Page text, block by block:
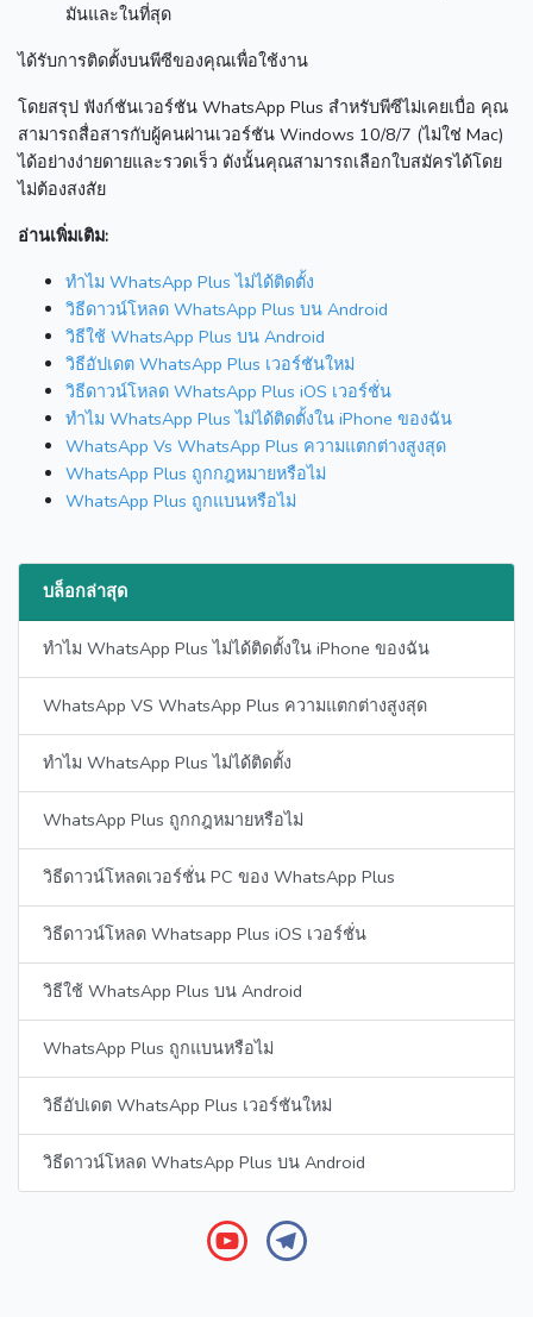
มันและในที่สุด
ได้รับการติดตั้งบนพีซีของคุณเพื่อใช้งาน
โดยสรุป ฟังก์ชันเวอร์ชัน WhatsApp Plus สำหรับพีซีไม่เคยเบื่อ คุณ
สามารถสื่อสารกับผู้คนผ่านเวอร์ชัน Windows 10/8/7 (ไม่ใช่ Mac)
ได้อย่างง่ายดายและรวดเร็ว ดังนั้นคุณสามารถเลือกใบสมัครได้โดย
ไม่ต้องสงสัย
อ่านเพิ่มเติม:
ทำไม WhatsApp Plus ไม่ได้ติดตั้ง
วิธีดาวน์โหลด WhatsApp Plus บน Android
วิธีใช้ WhatsApp Plus บน Android
วิธีอัปเดต WhatsApp Plus เวอร์ชันใหม่
วิธีดาวน์โหลด WhatsApp Plus iOS เวอร์ชั่น
ทำไม WhatsApp Plus ไม่ได้ติดตั้งใน iPhone ของฉัน
WhatsApp Vs WhatsApp Plus ความแตกต่างสูงสุด
WhatsApp Plus ถูกกฎหมายหรือไม่
WhatsApp Plus ถูกแบนหรือไม่
บล็อกล่าสุด
ทำไม WhatsApp Plus ไม่ได้ติดตั้งใน iPhone ของฉัน
WhatsApp VS WhatsApp Plus ความแตกต่างสูงสุด
ทำไม WhatsApp Plus ไม่ได้ติดตั้ง
WhatsApp Plus ถูกกฎหมายหรือไม่
วิธีดาวน์โหลดเวอร์ชั่น PC ของ WhatsApp Plus
วิธีดาวน์โหลด Whatsapp Plus iOS เวอร์ชั่น
วิธีใช้ WhatsApp Plus บน Android
WhatsApp Plus ถูกแบนหรือไม่
วิธีอัปเดต WhatsApp Plus เวอร์ชันใหม่
วิธีดาวน์โหลด WhatsApp Plus บน Android